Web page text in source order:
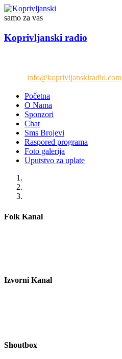
samo za vas
Koprivljanski radio
info@koprivljanskiradio.com
Početna
O Nama
Sponzori
Chat
Sms Brojevi
Raspored programa
Foto galerija
Uputstvo za uplate
Folk Kanal
Izvorni Kanal
Shoutbox